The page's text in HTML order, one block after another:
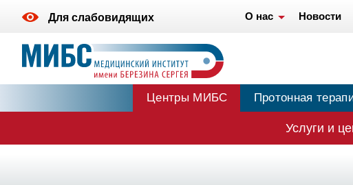
Для слабовидящих О нас Новости
Центры МИБС Протонная
Услуги и